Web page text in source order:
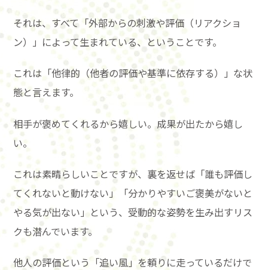
それは、すべて「外部からの刺激や評価（リアクショ
ン）」によって生まれている、ということです。
これは「他律的（他者の評価や基準に依存する）」な状
態と言えます。
相手が褒めてくれるから嬉しい。成果が出たから嬉し
い。
これは素晴らしいことですが、裏を返せば「誰も評価し
てくれないと動けない」「分かりやすいご褒美がないと
やる気が出ない」という、受動的な姿勢を生み出すリス
クも潜んでいます。
他人の評価という「追い風」を頼りに走っているだけで